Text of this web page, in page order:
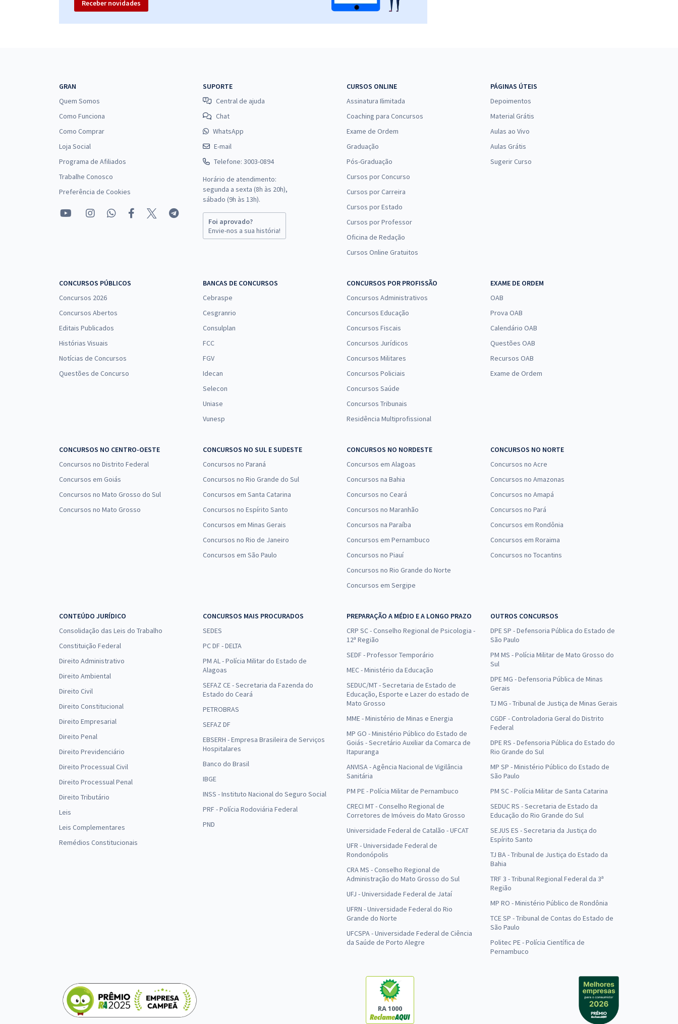
Receber novidades
GRAN
Quem Somos
Como Funciona
Como Comprar
Loja Social
Programa de Afiliados
Trabalhe Conosco
Preferência de Cookies
SUPORTE
Central de ajuda
Chat
WhatsApp
E-mail
Telefone: 3003-0894
Horário de atendimento:
segunda a sexta (8h às 20h),
sábado (9h às 13h).
Foi aprovado?
Envie-nos a sua história!
CURSOS ONLINE
Assinatura Ilimitada
Coaching para Concursos
Exame de Ordem
Graduação
Pós-Graduação
Cursos por Concurso
Cursos por Carreira
Cursos por Estado
Cursos por Professor
Oficina de Redação
Cursos Online Gratuitos
PÁGINAS ÚTEIS
Depoimentos
Material Grátis
Aulas ao Vivo
Aulas Grátis
Sugerir Curso
CONCURSOS PÚBLICOS
Concursos 2026
Concursos Abertos
Editais Publicados
Histórias Visuais
Notícias de Concursos
Questões de Concurso
BANCAS DE CONCURSOS
Cebraspe
Cesgranrio
Consulplan
FCC
FGV
Idecan
Selecon
Uniase
Vunesp
CONCURSOS POR PROFISSÃO
Concursos Administrativos
Concursos Educação
Concursos Fiscais
Concursos Jurídicos
Concursos Militares
Concursos Policiais
Concursos Saúde
Concursos Tribunais
Residência Multiprofissional
EXAME DE ORDEM
OAB
Prova OAB
Calendário OAB
Questões OAB
Recursos OAB
Exame de Ordem
CONCURSOS NO CENTRO-OESTE
Concursos no Distrito Federal
Concursos em Goiás
Concursos no Mato Grosso do Sul
Concursos no Mato Grosso
CONCURSOS NO SUL E SUDESTE
Concursos no Paraná
Concursos no Rio Grande do Sul
Concursos em Santa Catarina
Concursos no Espírito Santo
Concursos em Minas Gerais
Concursos no Rio de Janeiro
Concursos em São Paulo
CONCURSOS NO NORDESTE
Concursos em Alagoas
Concursos na Bahia
Concursos no Ceará
Concursos no Maranhão
Concursos na Paraíba
Concursos em Pernambuco
Concursos no Piauí
Concursos no Rio Grande do Norte
Concursos em Sergipe
CONCURSOS NO NORTE
Concursos no Acre
Concursos no Amazonas
Concursos no Amapá
Concursos no Pará
Concursos em Rondônia
Concursos em Roraima
Concursos no Tocantins
CONTEÚDO JURÍDICO
Consolidação das Leis do Trabalho
Constituição Federal
Direito Administrativo
Direito Ambiental
Direito Civil
Direito Constitucional
Direito Empresarial
Direito Penal
Direito Previdenciário
Direito Processual Civil
Direito Processual Penal
Direito Tributário
Leis
Leis Complementares
Remédios Constitucionais
CONCURSOS MAIS PROCURADOS
SEDES
PC DF - DELTA
PM AL - Polícia Militar do Estado de
Alagoas
SEFAZ CE - Secretaria da Fazenda do
Estado do Ceará
PETROBRAS
SEFAZ DF
EBSERH - Empresa Brasileira de Serviços
Hospitalares
Banco do Brasil
IBGE
INSS - Instituto Nacional do Seguro Social
PRF - Polícia Rodoviária Federal
PND
PREPARAÇÃO A MÉDIO E A LONGO PRAZO
CRP SC - Conselho Regional de Psicologia -
12ª Região
SEDF - Professor Temporário
MEC - Ministério da Educação
SEDUC/MT - Secretaria de Estado de
Educação, Esporte e Lazer do estado de
Mato Grosso
MME - Ministério de Minas e Energia
MP GO - Ministério Público do Estado de
Goiás - Secretário Auxiliar da Comarca de
Itapuranga
ANVISA - Agência Nacional de Vigilância
Sanitária
PM PE - Polícia Militar de Pernambuco
CRECI MT - Conselho Regional de
Corretores de Imóveis do Mato Grosso
Universidade Federal de Catalão - UFCAT
UFR - Universidade Federal de
Rondonópolis
CRA MS - Conselho Regional de
Administração do Mato Grosso do Sul
UFJ - Universidade Federal de Jataí
UFRN - Universidade Federal do Rio
Grande do Norte
UFCSPA - Universidade Federal de Ciência
da Saúde de Porto Alegre
OUTROS CONCURSOS
DPE SP - Defensoria Pública do Estado de
São Paulo
PM MS - Polícia Militar de Mato Grosso do
Sul
DPE MG - Defensoria Pública de Minas
Gerais
TJ MG - Tribunal de Justiça de Minas Gerais
CGDF - Controladoria Geral do Distrito
Federal
DPE RS - Defensoria Pública do Estado do
Rio Grande do Sul
MP SP - Ministério Público do Estado de
São Paulo
PM SC - Polícia Militar de Santa Catarina
SEDUC RS - Secretaria de Estado da
Educação do Rio Grande do Sul
SEJUS ES - Secretaria da Justiça do
Espírito Santo
TJ BA - Tribunal de Justiça do Estado da
Bahia
TRF 3 - Tribunal Regional Federal da 3ª
Região
MP RO - Ministério Público de Rondônia
TCE SP - Tribunal de Contas do Estado de
São Paulo
Politec PE - Polícia Científica de
Pernambuco
RA 1000